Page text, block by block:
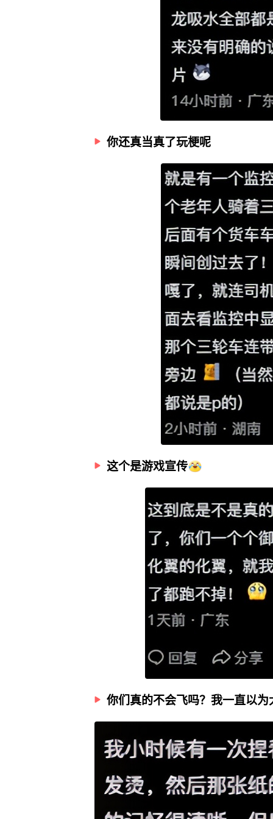
你还真当真了玩梗呢
这个是游戏宣传
你们真的不会飞吗？我一直以